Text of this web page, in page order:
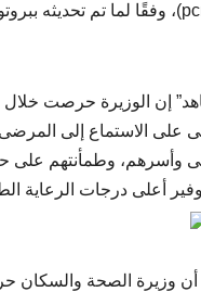
إن الوزيرة حرصت خلال
على الاستماع إلى المرضى
وأسرهم، وطمأنتهم على
أعلى درجات الرعاية
أن وزيرة الصحة